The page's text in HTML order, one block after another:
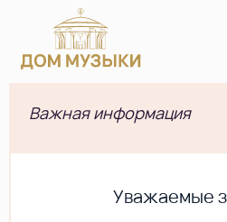
Важная информация
Уважаемые